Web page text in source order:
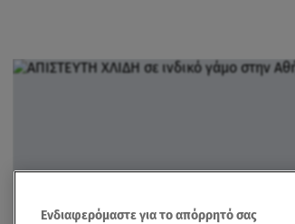
Ενδιαφερόμαστε για το απόρρητό σας